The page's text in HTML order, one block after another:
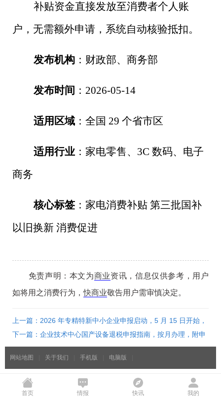
补贴资金直接发放至消费者个人账
户，无需额外申请，系统自动核验抵扣。
发布机构：财政部、商务部
发布时间 ： 2026-05-14
适用区域：全国 29 个省市区
适用行业：家电零售、 3C 数码、电子
商务
核心标签：家电消费补贴 第三批国补
以旧换新 消费促进
免责声明：本文为商业资讯，信息仅供参考，用户
如将用之消费行为，快商业敬告用户需审慎决定。
上一篇：2026 年专精特新中小企业申报启动，5 月 15 日开始，
附完整申报条件
下一篇：企业技术中心国产设备退税申报指南，按月办理，附申
请材料清单
网站地图 关于我们 手机版 电脑版
首页 情报 快讯 我的